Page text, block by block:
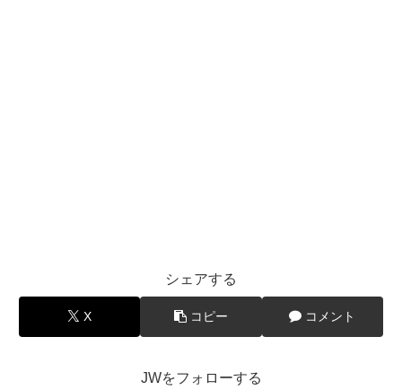
シェアする
X コピー コメント
JWをフォローする